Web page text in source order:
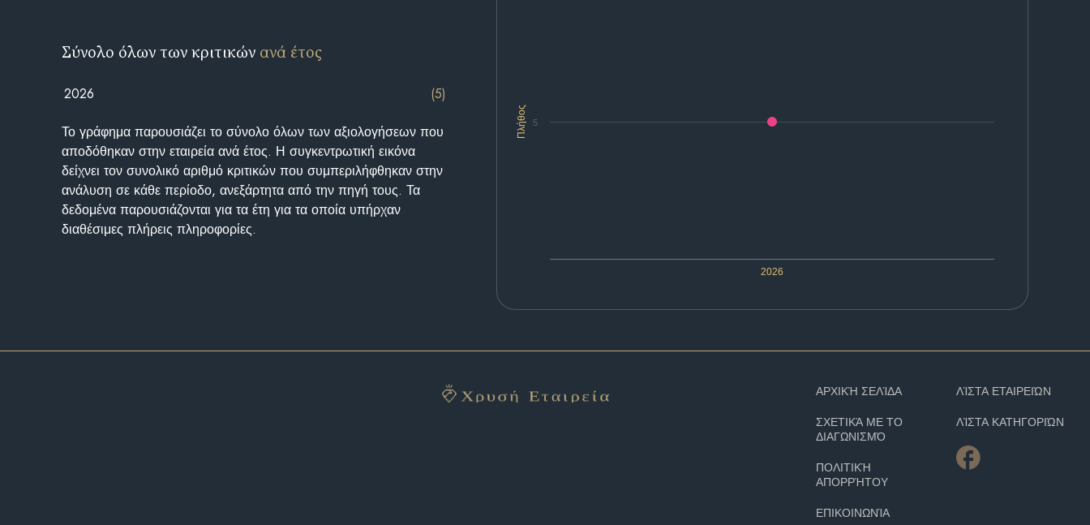
Πλήθος
2026
5
Σύνολο όλων των κριτικών ανά έτος
2026 (5)
Το γράφημα παρουσιάζει το σύνολο όλων των αξιολογήσεων που
αποδόθηκαν στην εταιρεία ανά έτος. Η συγκεντρωτική εικόνα
δείχνει τον συνολικό αριθμό κριτικών που συμπεριλήφθηκαν στην
ανάλυση σε κάθε περίοδο, ανεξάρτητα από την πηγή τους. Τα
δεδομένα παρουσιάζονται για τα έτη για τα οποία υπήρχαν
διαθέσιμες πλήρεις πληροφορίες.
ΑΡΧΙΚΉ ΣΕΛΊΔΑ
ΣΧΕΤΙΚΆ ΜΕ ΤΟ
ΔΙΑΓΩΝΙΣΜΌ
ΠΟΛΙΤΙΚΉ
ΑΠΟΡΡΉΤΟΥ
ΕΠΙΚΟΙΝΩΝΊΑ
ΛΊΣΤΑ ΕΤΑΙΡΕΙΏΝ
ΛΊΣΤΑ ΚΑΤΗΓΟΡΙΏΝ